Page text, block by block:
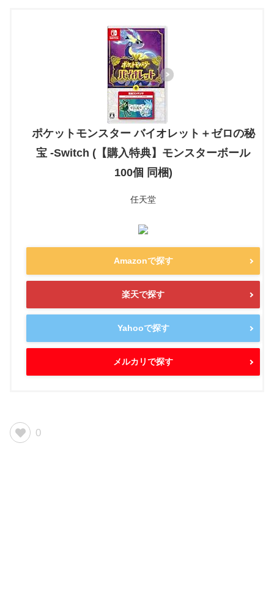
ポケットモンスター バイオレット＋ゼロの秘
宝 -Switch (【購入特典】モンスターボール
100個 同梱)
任天堂
Amazonで探す
楽天で探す
Yahooで探す
メルカリで探す
0